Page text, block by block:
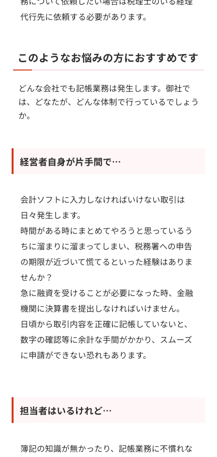
代行先に依頼する必要があります。
このようなお悩みの方におすすめです
どんな会社でも記帳業務は発生します。御社で
は、どなたが、どんな体制で行っているでしょう
か。
経営者自身が片手間で…
会計ソフトに入力しなければいけない取引は
日々発生します。
時間がある時にまとめてやろうと思っているう
ちに溜まりに溜まってしまい、税務署への申告
の期限が近づいて慌てるといった経験はありま
せんか？
急に融資を受けることが必要になった時、金融
機関に決算書を提出しなければいけません。
日頃から取引内容を正確に記帳していないと、
数字の確認等に余計な手間がかかり、スムーズ
に申請ができない恐れもあります。
担当者はいるけれど…
簿記の知識が無かったり、記帳業務に不慣れな